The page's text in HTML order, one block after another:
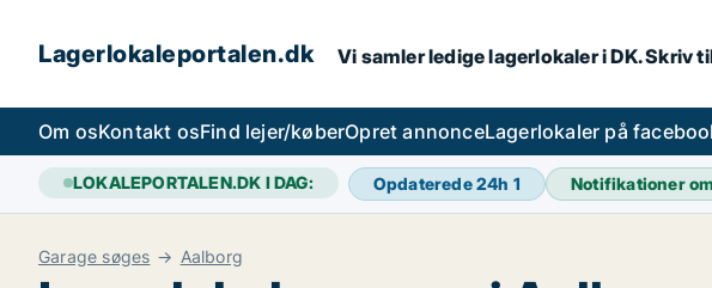
Lagerlokaleportalen.dk Vi samler ledige lagerlokaler i DK. Skriv
Om osKontakt osFind lejer/køberOpret annonceLagerlokaler på
LOKALEPORTALEN.DK I DAG: Opdaterede 24h 1 Notifikationer
Garage søges Aalborg